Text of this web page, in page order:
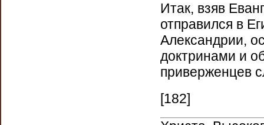
Итак, взяв
отправился в
Александрии,
доктринами и
приверженцев
[182]